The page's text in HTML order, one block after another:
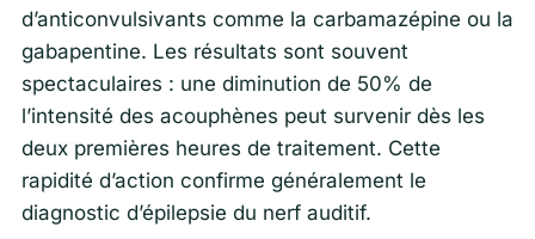
d’anticonvulsivants comme la carbamazépine ou la
gabapentine. Les résultats sont souvent
spectaculaires : une diminution de 50% de
l’intensité des acouphènes peut survenir dès les
deux premières heures de traitement. Cette
rapidité d’action confirme généralement le
diagnostic d’épilepsie du nerf auditif.